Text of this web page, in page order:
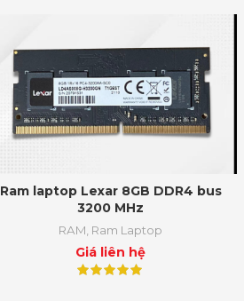
Ram laptop Lexar 8GB DDR4 bus
3200 MHz
RAM Ram Laptop
Giá liên hệ